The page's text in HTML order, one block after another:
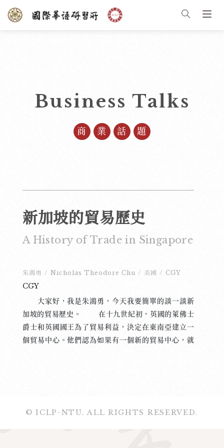
Business Talks
商業話題
新加坡的貿易歷史
A History of Trade in Singapore
朱鴻勇 / Nicholas Theodore Chu / 美國 / CGY
CGY
大家好，我是朱鴻勇，今天我要簡單的談一談新
加坡的貿易歷史。 在十九世紀初，英國的萊佛士
爵士和英國國王為了貿易利益，決定在東南亞建立一
個貿易中心。他們認為如果有一個新的貿易中心，就
英國的船可以很容易進港。三來，新加坡也有很多的
木頭可以幫英國修船。 萊佛士爵士來到新加坡的
© ICLP-NTU. ALL RIGHTS RESERVED.